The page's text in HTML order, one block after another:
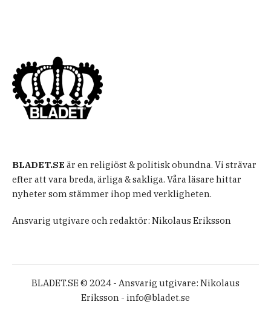
BLADET.SE är en religiöst & politisk obundna. Vi strävar
efter att vara breda, ärliga & sakliga. Våra läsare hittar
nyheter som stämmer ihop med verkligheten.
Ansvarig utgivare och redaktör: Nikolaus Eriksson
BLADET.SE © 2024 - Ansvarig utgivare: Nikolaus
Eriksson - info@bladet.se